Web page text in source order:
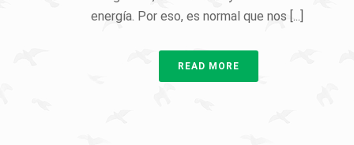
energía. Por eso, es normal que nos [...]
READ MORE